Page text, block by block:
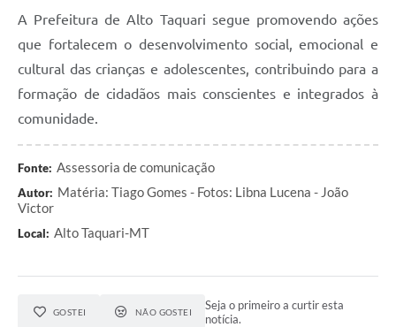
A Prefeitura de Alto Taquari segue promovendo ações
que fortalecem o desenvolvimento social, emocional e
cultural das crianças e adolescentes, contribuindo para a
formação de cidadãos mais conscientes e integrados à
comunidade.
Fonte: Assessoria de comunicação
Autor: Matéria: Tiago Gomes - Fotos: Libna Lucena - João
Victor
Local: Alto Taquari-MT
GOSTEI NÃO GOSTEI
Seja o primeiro a curtir esta
notícia.